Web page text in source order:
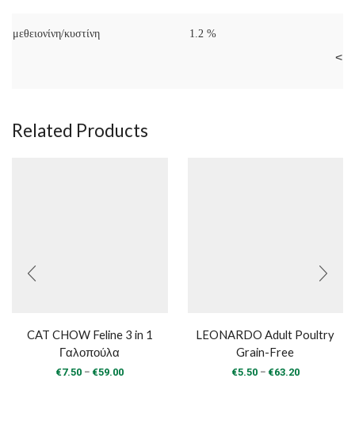
μεθειονίνη/κυστίνη 1.2 %
<
Related Products
CAT CHOW Feline 3 in 1
Γαλοπούλα
€7.50 – €59.00Price
LEONARDO Adult Poultry
Grain-Free
€5.50 – €63.20Price